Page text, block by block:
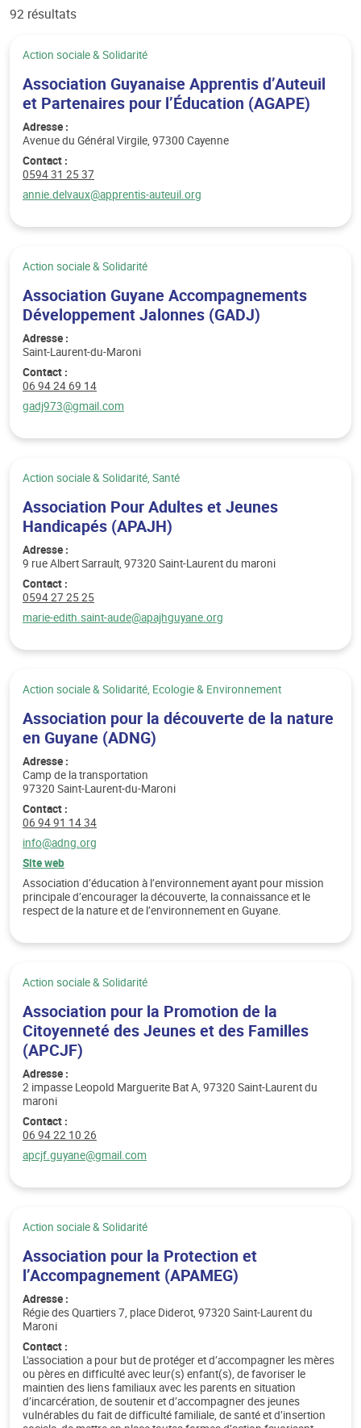
92 résultats
Catégorie :
Action sociale & Solidarité
Association Guyanaise Apprentis d’Auteuil
et Partenaires pour l’Éducation (AGAPE)
Adresse :
Avenue du Général Virgile, 97300 Cayenne
Contact :
Téléphone :
0594 31 25 37
Email :
annie.delvaux@apprentis-auteuil.org
Catégorie :
Action sociale & Solidarité
Association Guyane Accompagnements
Développement Jalonnes (GADJ)
Adresse :
Saint-Laurent-du-Maroni
Contact :
Téléphone :
06 94 24 69 14
Email :
gadj973@gmail.com
Catégorie :
Action sociale & Solidarité, Santé
Association Pour Adultes et Jeunes
Handicapés (APAJH)
Adresse :
9 rue Albert Sarrault, 97320 Saint-Laurent du maroni
Contact :
Téléphone :
0594 27 25 25
Email :
marie-edith.saint-aude@apajhguyane.org
Catégorie :
Action sociale & Solidarité, Ecologie & Environnement
Association pour la découverte de la nature
en Guyane (ADNG)
Adresse :
Camp de la transportation
97320 Saint-Laurent-du-Maroni
Contact :
Téléphone :
06 94 91 14 34
Email :
info@adng.org
Site web
Association d’éducation à l’environnement ayant pour mission
principale d’encourager la découverte, la connaissance et le
respect de la nature et de l’environnement en Guyane.
Catégorie :
Action sociale & Solidarité
Association pour la Promotion de la
Citoyenneté des Jeunes et des Familles
(APCJF)
Adresse :
2 impasse Leopold Marguerite Bat A, 97320 Saint-Laurent du
maroni
Contact :
Téléphone :
06 94 22 10 26
Email :
apcjf.guyane@gmail.com
Catégorie :
Action sociale & Solidarité
Association pour la Protection et
l’Accompagnement (APAMEG)
Adresse :
Régie des Quartiers 7, place Diderot, 97320 Saint-Laurent du
Maroni
Contact :
L'association a pour but de protéger et d’accompagner les mères
ou pères en difficulté avec leur(s) enfant(s), de favoriser le
maintien des liens familiaux avec les parents en situation
d’incarcération, de soutenir et d’accompagner des jeunes
vulnérables du fait de difficulté familiale, de santé et d’insertion